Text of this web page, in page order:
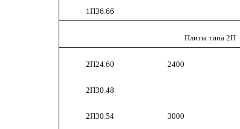
1П36.66
Плиты типа 2П
2П24.60 2400
2П30.48
2П30.54 3000